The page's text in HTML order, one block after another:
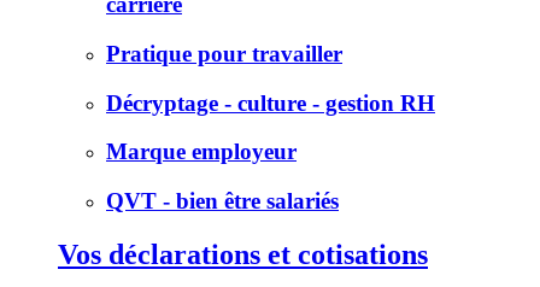
Pratique pour travailler
Décryptage - culture - gestion RH
Marque employeur
QVT - bien être salariés
Vos déclarations et cotisations